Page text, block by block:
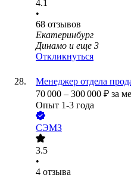
4.1
•
68 отзывов
Екатеринбург
Динамо и еще 3
Откликнуться
Менеджер отдела
70 000 – 300 000 ₽ за
Опыт 1-3 года
СЭМЗ
3.5
•
4 отзыва